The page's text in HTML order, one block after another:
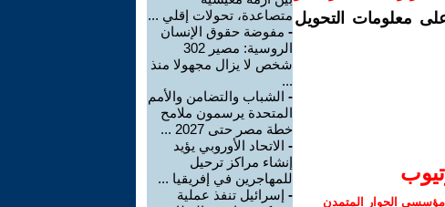
على معلومات التحويل
الحوار المتمدن
متصاعدة، تحولات إقلي ...
- مفوضة حقوق الإنسان
الروسية: مصير 302
شخص لا يزال مجهولا منذ
...
- الشباب والتضامن والأمم
المتحدة يرسمون ملامح
خطة مصر حتى 2027 ...
- الاتحاد الأوروبي يؤيد
إنشاء مراكز ترحيل
للمهاجرين في إفريقيا ...
- إسرائيل تنفذ عملية